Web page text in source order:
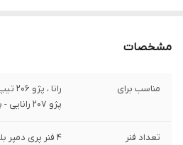
مشخصات
مناسب برای
پژو 207 رانایی - پارس TU5
تعداد فنر 4 فنر پری دمپر بلبرینگ رانایی